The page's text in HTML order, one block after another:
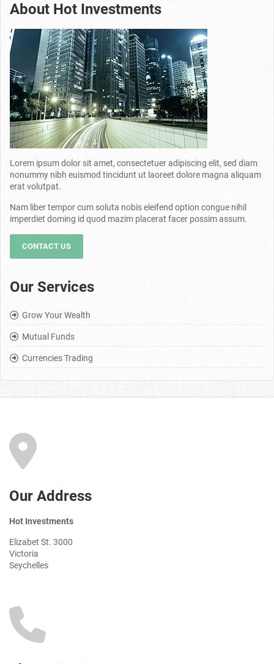
About Hot Investments
Lorem ipsum dolor sit amet, consectetuer adipiscing elit, sed diam
nonummy nibh euismod tincidunt ut laoreet dolore magna aliquam
erat volutpat.
Nam liber tempor cum soluta nobis eleifend option congue nihil
imperdiet doming id quod mazim placerat facer possim assum.
CONTACT US
Our Services
Grow Your Wealth
Mutual Funds
Currencies Trading
Our Address
Hot Investments
Elizabet St. 3000
Victoria
Seychelles